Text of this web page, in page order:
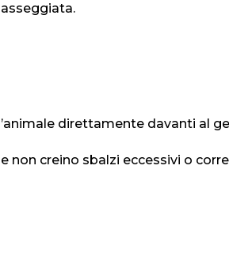
direttamente davanti al
non creino sbalzi eccessivi o